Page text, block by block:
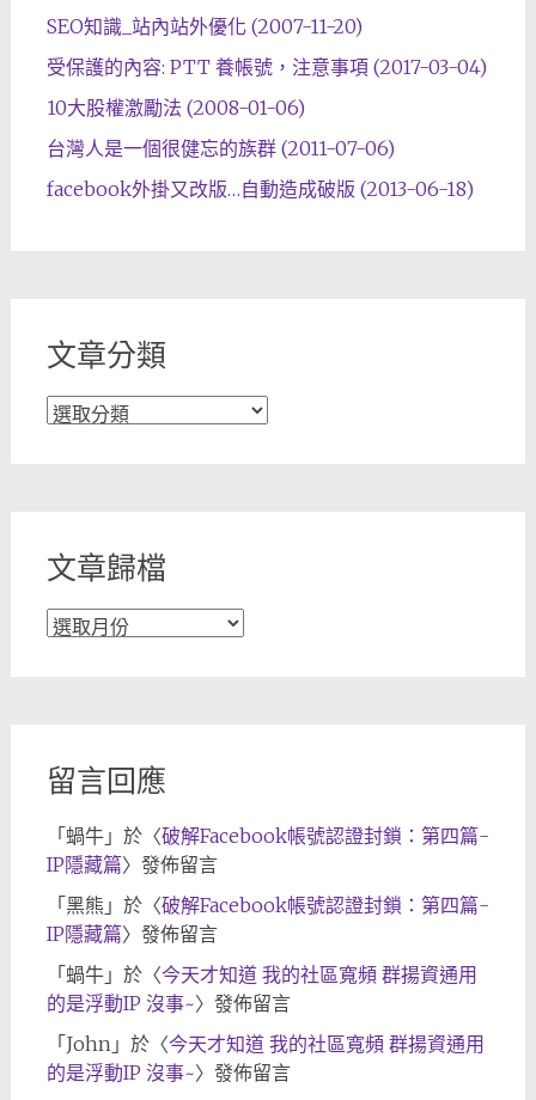
SEO知識_站內站外優化 (2007-11-20)
受保護的內容: PTT 養帳號，注意事項 (2017-03-04)
10大股權激勵法 (2008-01-06)
台灣人是一個很健忘的族群 (2011-07-06)
facebook外掛又改版…自動造成破版 (2013-06-18)
文章分類
文
文章歸檔
文
留言回應
「 蝸牛」於〈破解Facebook帳號認證封鎖：第四篇-
IP隱藏篇〉發佈留言
「 黑熊 」於〈破解Facebook帳號認證封鎖：第四篇-
IP隱藏篇〉發佈留言
「 蝸牛」於〈今天才知道 我的社區寬頻 群揚資通用
的是浮動IP 沒事~〉發佈留言
「 John」於〈今天才知道 我的社區寬頻 群揚資通用
的是浮動IP 沒事~〉發佈留言